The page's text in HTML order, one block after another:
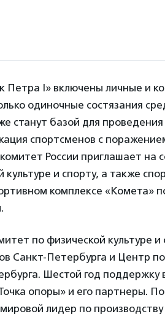
Петра I» включены личные и
одиночные состязания
станут базой для
спортсменов с
России приглашает на
культуре и спорту, а также
комплексе «Комета»
по физической культуре
Санкт-Петербурга и Центр
Шестой год поддержку
опоры» и его партнеры.
лидер по